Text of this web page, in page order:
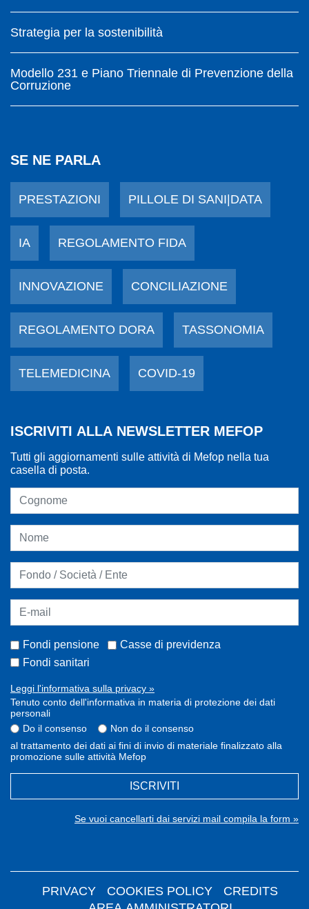
Strategia per la sostenibilità
Modello 231 e Piano Triennale di Prevenzione della
Corruzione
SE NE PARLA
PRESTAZIONI PILLOLE DI SANI|DATA
IA REGOLAMENTO FIDA
INNOVAZIONE CONCILIAZIONE
REGOLAMENTO DORA TASSONOMIA
TELEMEDICINA COVID-19
ISCRIVITI ALLA NEWSLETTER MEFOP
Tutti gli aggiornamenti sulle attività di Mefop nella tua
casella di posta.
Fondi pensione
Casse di previdenza
Fondi sanitari
Leggi l'informativa sulla privacy »
Tenuto conto dell'informativa in materia di protezione dei dati
personali
Do il consenso
Non do il consenso
al trattamento dei dati ai fini di invio di materiale finalizzato alla
promozione sulle attività Mefop
ISCRIVITI
Se vuoi cancellarti dai servizi mail compila la form »
PRIVACY COOKIES POLICY
CREDITS